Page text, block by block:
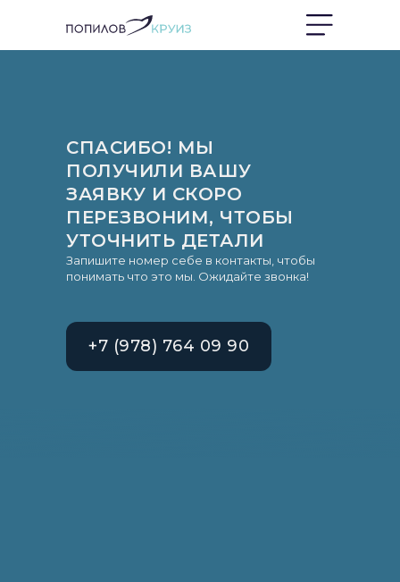
+7 (978) 764 09 90
СПАСИБО! МЫ
ПОЛУЧИЛИ ВАШУ
ЗАЯВКУ И СКОРО
ПЕРЕЗВОНИМ, ЧТОБЫ
УТОЧНИТЬ ДЕТАЛИ
Запишите номер себе в контакты, чтобы
понимать что это мы. Ожидайте звонка!